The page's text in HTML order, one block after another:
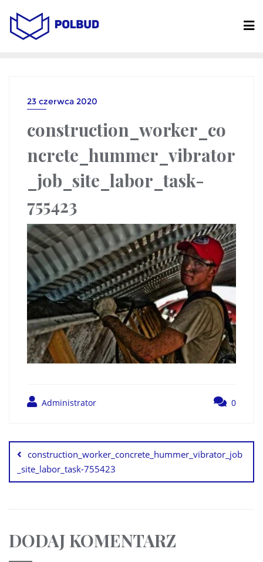
23 czerwca 2020
construction_worker_co
ncrete_hummer_vibrator
_job_site_labor_task-
755423
Administrator 0
construction_worker_concrete_hummer_vibrator_job
_site_labor_task-755423
DODAJ KOMENTARZ